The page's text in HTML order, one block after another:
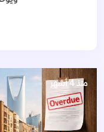
منذ 4 أشهر